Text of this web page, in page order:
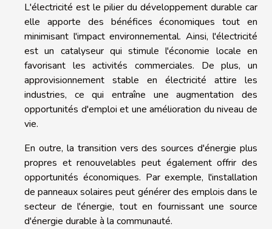
L'électricité est le pilier du développement durable car
elle apporte des bénéfices économiques tout en
minimisant l'impact environnemental. Ainsi, l'électricité
est un catalyseur qui stimule l'économie locale en
favorisant les activités commerciales. De plus, un
approvisionnement stable en électricité attire les
industries, ce qui entraîne une augmentation des
opportunités d'emploi et une amélioration du niveau de
vie.
En outre, la transition vers des sources d'énergie plus
propres et renouvelables peut également offrir des
opportunités économiques. Par exemple, l'installation
de panneaux solaires peut générer des emplois dans le
secteur de l'énergie, tout en fournissant une source
d'énergie durable à la communauté.